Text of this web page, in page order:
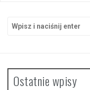
Ostatnie wpisy